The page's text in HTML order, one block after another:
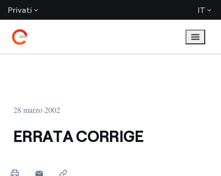
Privati IT
28 marzo 2002
ERRATA CORRIGE